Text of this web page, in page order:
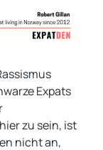
Expats
zu sein, ist
nicht an,